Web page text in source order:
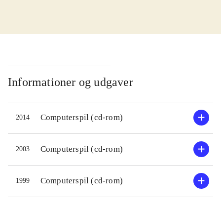
former, tal og bogstaver. Grafikken er
indholdet er sjovt og underholdende.
Som i andre Fætter Kanin-udgivelser
er der store udfordringer for
målgruppen - her fra 3-5 år. Et
vendespil går ud på at finde romber,
kvadrater, ovaler o.a. I et bogstavspil
skal man ved at åbne lågen med
lettere. Et par sjove detaljer er
Informationer og udgaver
2014 Computerspil (cd-rom)
2003 Computerspil (cd-rom)
1999 Computerspil (cd-rom)